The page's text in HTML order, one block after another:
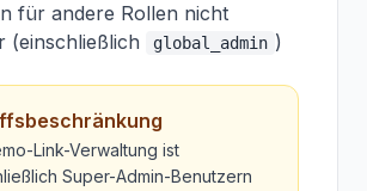
für andere Rollen nicht
(einschließlich
global_admin )
Link-Verwaltung ist
Super-Admin-Benutzern